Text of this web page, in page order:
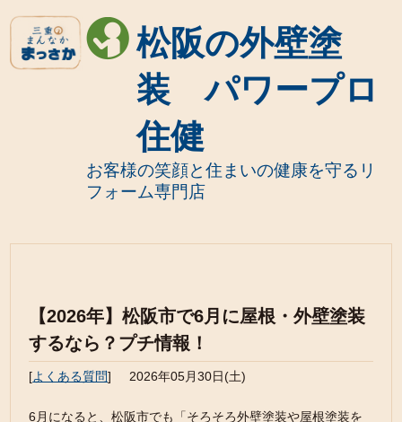
松阪の外壁塗
装 パワープロ
住健
お客様の笑顔と住まいの健康を守るリ
フォーム専門店
【2026年】松阪市で6月に屋根・外壁塗装
するなら？プチ情報！
[よくある質問] 2026年05月30日(土)
6月になると、松阪市でも「そろそろ外壁塗装や屋根塗装を